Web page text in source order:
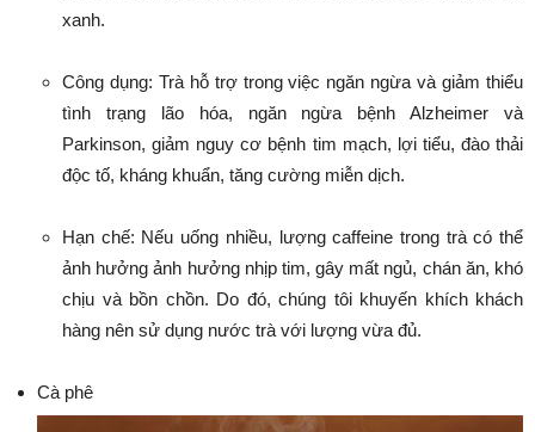
xanh.
Công dụng: Trà hỗ trợ trong việc ngăn ngừa và giảm thiểu
tình trạng lão hóa, ngăn ngừa bệnh Alzheimer và
Parkinson, giảm nguy cơ bệnh tim mạch, lợi tiểu, đào thải
độc tố, kháng khuẩn, tăng cường miễn dịch.
Hạn chế: Nếu uống nhiều, lượng caffeine trong trà có thể
ảnh hưởng ảnh hưởng nhịp tim, gây mất ngủ, chán ăn, khó
chịu và bồn chồn. Do đó, chúng tôi khuyến khích khách
hàng nên sử dụng nước trà với lượng vừa đủ.
Cà phê